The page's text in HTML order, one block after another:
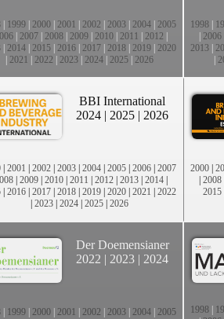
1999 2000 2001 2002 2003 2004 2005
2007 2008 2009 2010 2011 2012
2014 2015 2016 2017 2018 2019 2020
2021 2022 2023| 2024| 2025| 2026
1998
2006
2013
BBI International
2024 | 2025 | 2026
| 2001 | 2002 | 2003 | 2004 | 2005 | 2006 | 2007
| 2009 | 2010 | 2011 | 2012 | 2013 | 2014 |
| 2016 | 2017 | 2018 | 2019 | 2020 | 2021 | 2022
| 2023| 2024| 2025| 2026
2000 |
| 2008
2015
Der Doemensianer
2022 | 2023 | 2024
1999 2000 2001 2002 2003 2004 2005
1998